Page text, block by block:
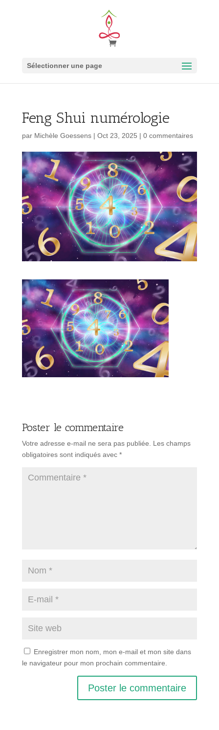
Sélectionner une page
Feng Shui numérologie
par Michèle Goessens| Oct 23, 2025 | 0 commentaires
Poster le commentaire
Votre adresse e-mail ne sera pas publiée.
Les champs
obligatoires sont indiqués avec *
Enregistrer mon nom, mon e-mail et mon site dans
le navigateur pour mon prochain commentaire.